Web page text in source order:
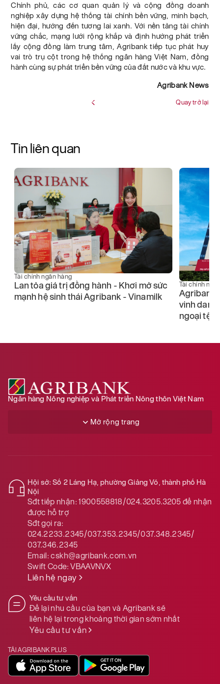
Chính phủ, các cơ quan quản lý và cộng đồng doanh
nghiệp xây dựng hệ thống tài chính bền vững, minh bạch,
hiện đại, hướng đến tương lai xanh. Với nền tảng tài chính
vững chắc, mạng lưới rộng khắp và định hướng phát triển
lấy cộng đồng làm trung tâm, Agribank tiếp tục phát huy
vai trò trụ cột trong hệ thống ngân hàng Việt Nam, đồng
hành cùng sự phát triển bền vững của đất nước và khu vực.
Agribank News
Quay trở lại
Tin liên quan
Tài chính ngân hàng
Lan tỏa giá trị đồng hành - Khơi mở sức
mạnh hệ sinh thái Agribank - Vinamilk
Tài chính
Agribank
vinh danh
ngoại tệ
Ngân hàng Nông nghiệp và Phát triển Nông thôn Việt Nam
Mở rộng trang
Hội sở: Số 2 Láng Hạ, phường Giảng Võ, thành phố Hà
Nội
Sđt tiếp nhận: 1900558818/024.3205.3205để nhận
được hỗ trợ
Sđt gọi ra:
024.2233.2345/037.353.2345/037.348.2345/
037.346.2345
Email:cskh@agribank.com.vn
Swift Code:VBAAVNVX
Liên hệ ngay
Yêu cầu tư vấn
Để lại nhu cầu của bạn và Agribank sẽ
liên hệ lại trong khoảng thời gian sớm nhất
Yêu cầu tư vấn
TẢI AGRIBANK PLUS